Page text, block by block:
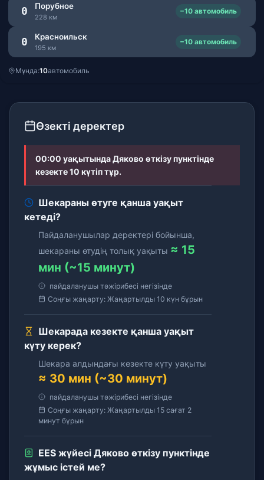
0 Порубное
228 км
−10 автомобиль
0 Красноильск
195 км
−10 автомобиль
Мұнда:10автомобиль
Өзекті деректер
00:00 уақытында Дяково өткізу пунктінде
кезекте 10 күтіп тұр.
Шекараны өтуге қанша уақыт
кетеді?
Пайдаланушылар деректері бойынша,
шекараны өтудің толық уақыты ≈ 15
мин (~15 минут)
пайдаланушы тәжірибесі негізінде
Соңғы жаңарту: Жаңартылды 10 күн бұрын
Шекарада кезекте қанша уақыт
күту керек?
Шекара алдындағы кезекте күту уақыты
≈ 30 мин (~30 минут)
пайдаланушы тәжірибесі негізінде
Соңғы жаңарту: Жаңартылды 15 сағат 2
минут бұрын
EES жүйесі Дяково өткізу пунктінде
жұмыс істей ме?